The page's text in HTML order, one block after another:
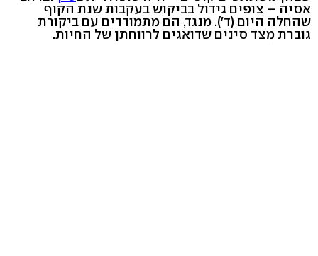
אסיה – צופים גידול בביקוש בעקבות שנת הקוף
שהחלה היום (ד'). מנגד, הם מתמודדים עם ביקורת
גוברת מצד סינים שדואגים לרווחתן של החיות.